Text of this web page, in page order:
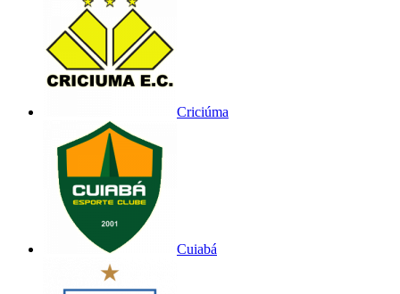
Criciúma
Cuiabá